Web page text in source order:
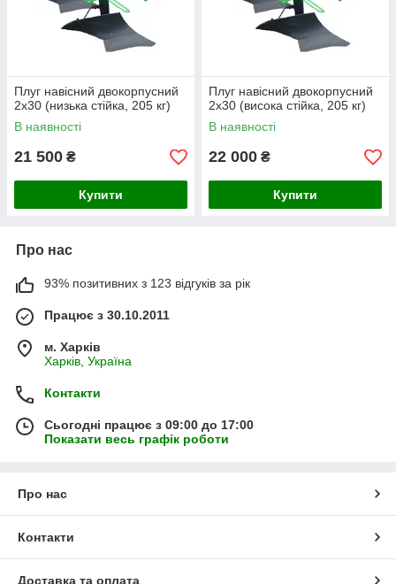
Плуг навісний двокорпусний
2х30 (низька стійка, 205 кг)
В наявності
21 500 ₴
Купити
Плуг навісний двокорпусний
2х30 (висока стійка, 205 кг)
В наявності
22 000 ₴
Купити
Про нас
93% позитивних з 123 відгуків за рік
Працює з 30.10.2011
м. Харків
Харків, Україна
Контакти
Сьогодні працює з 09:00 до 17:00
Показати весь графік роботи
Про нас
Контакти
Доставка та оплата